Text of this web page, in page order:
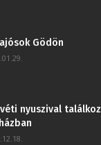
Gödön
nyuszival